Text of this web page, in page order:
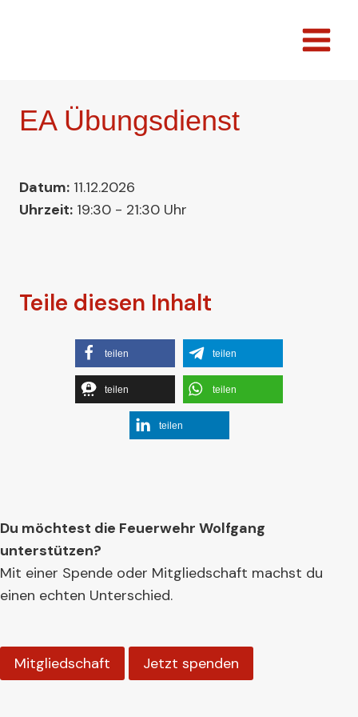
EA Übungsdienst
Datum: 11.12.2026
Uhrzeit: 19:30 - 21:30 Uhr
Teile diesen Inhalt
teilen teilen
teilen teilen
teilen
Du möchtest die Feuerwehr Wolfgang
unterstützen?
Mit einer Spende oder Mitgliedschaft machst du
einen echten Unterschied.
Mitgliedschaft Jetzt spenden